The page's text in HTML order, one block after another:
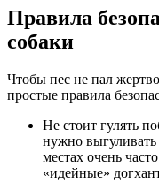
Правила
собаки
Чтобы пес не пал
простые правила
Не стоит гулять
нужно
местах очень
«идейные»